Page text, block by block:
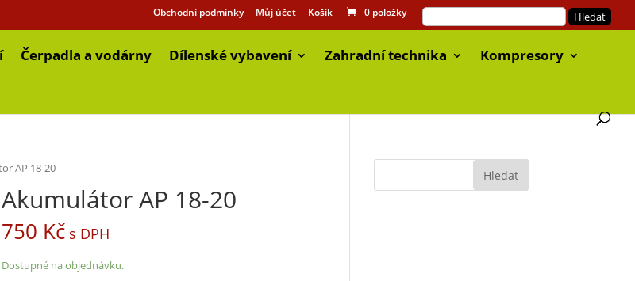
Obchodní podmínky Můj účet Košík 0 položky
Čerpadla a vodárny Dílenské vybavení Zahradní technika
Kompresory
AP 18-20
Akumulátor AP 18-20
750 Kč s DPH
Dostupné na objednávku.